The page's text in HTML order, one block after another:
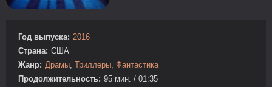
Год выпуска: 2016
Страна: США
Жанр: Драмы Триллеры Фантастика
Продолжительность: 95 мин. / 01:35